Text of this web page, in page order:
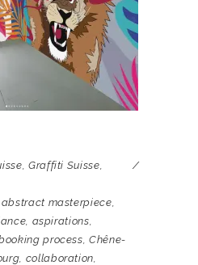
, Graffiti Suisse,
abstract masterpiece,
, aspirations,
process,Chêne-
, collaboration,